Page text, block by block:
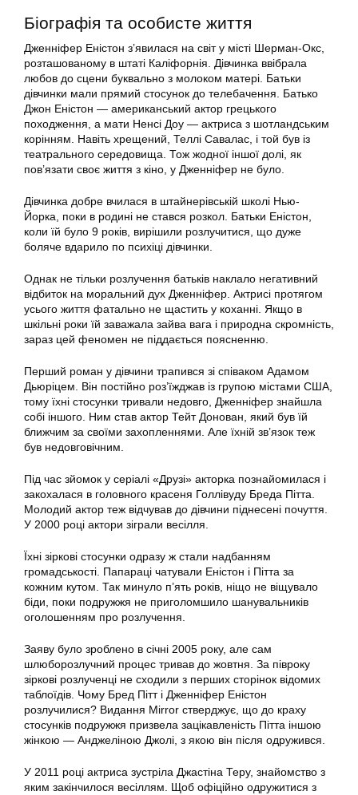
Біографія та особисте життя
Дженніфер Еністон з’явилася на світ у місті Шерман-Окс,
розташованому в штаті Каліфорнія. Дівчинка ввібрала
любов до сцени буквально з молоком матері. Батьки
дівчинки мали прямий стосунок до телебачення. Батько
Джон Еністон — американський актор грецького
походження, а мати Ненсі Доу — актриса з шотландським
корінням. Навіть хрещений, Теллі Савалас, і той був із
театрального середовища. Тож жодної іншої долі, як
пов’язати своє життя з кіно, у Дженніфер не було.
Дівчинка добре вчилася в штайнерівській школі Нью-
Йорка, поки в родині не стався розкол. Батьки Еністон,
коли їй було 9 років, вирішили розлучитися, що дуже
боляче вдарило по психіці дівчинки.
Однак не тільки розлучення батьків наклало негативний
відбиток на моральний дух Дженніфер. Актрисі протягом
усього життя фатально не щастить у коханні. Якщо в
шкільні роки їй заважала зайва вага і природна скромність,
зараз цей феномен не піддається поясненню.
Перший роман у дівчини трапився зі співаком Адамом
Дьюріцем. Він постійно роз’їжджав із групою містами США,
тому їхні стосунки тривали недовго, Дженніфер знайшла
собі іншого. Ним став актор Тейт Донован, який був їй
ближчим за своїми захопленнями. Але їхній зв’язок теж
був недовговічним.
Під час зйомок у серіалі «Друзі» акторка познайомилася і
закохалася в головного красеня Голлівуду Бреда Пітта.
Молодий актор теж відчував до дівчини піднесені почуття.
У 2000 році актори зіграли весілля.
Їхні зіркові стосунки одразу ж стали надбанням
громадськості. Папараці чатували Еністон і Пітта за
кожним кутом. Так минуло п’ять років, ніщо не віщувало
біди, поки подружжя не приголомшило шанувальників
оголошенням про розлучення.
Заяву було зроблено в січні 2005 року, але сам
шлюборозлучний процес тривав до жовтня. За півроку
зіркові розлученці не сходили з перших сторінок відомих
таблоїдів. Чому Бред Пітт і Дженніфер Еністон
розлучилися? Видання Mirror стверджує, що до краху
стосунків подружжя призвела зацікавленість Пітта іншою
жінкою — Анджеліною Джолі, з якою він після одружився.
У 2011 році актриса зустріла Джастіна Теру, знайомство з
яким закінчилося весіллям. Щоб офіційно одружитися з